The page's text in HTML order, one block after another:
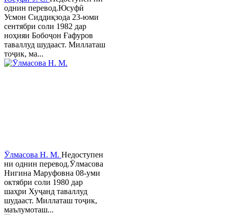
однин перевод.Юсуфӣ
Усмон Сиддиқзода 23-юми
сентябри соли 1982 дар
ноҳияи Бобоҷон Ғафуров
таваллуд шудааст. Миллаташ
тоҷик, ма...
Ӯлмасова Н. М. Недоступен
ни однин перевод.Ӯлмасова
Нигина Маруфовна 08-уми
октябри соли 1980 дар
шаҳри Хуҷанд таваллуд
шудааст. Миллаташ тоҷик,
маълумоташ...